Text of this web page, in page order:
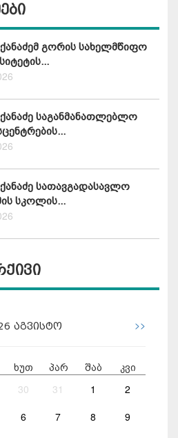
გორის სახელმწიფო
საგანმანათლებლო
სათავგადასავლო
სკოლის...
აგვისტო >>
ხუთ პარ შაბ კვი
30 31 1 2
6 7 8 9